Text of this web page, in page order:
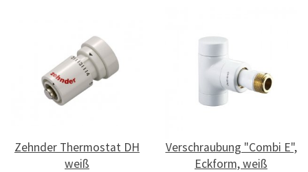
Zehnder Thermostat DH
weiß
Verschraubung "Combi E",
Eckform, weiß